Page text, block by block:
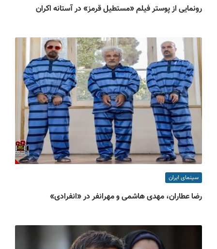
رونمایی از پوستر فیلم «مستطیل قرمز» در آستانه اکران
سینمای ایران
رضا عطاران، مهدی هاشمی و مهرانفر در «انفرادی»